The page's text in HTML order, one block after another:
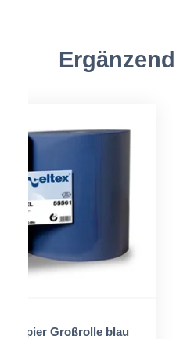
Großrolle blau